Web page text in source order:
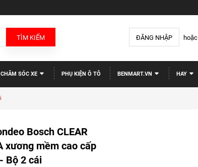
TÌM KIẾM ĐĂNG NHẬP hoặc
CHĂM SÓC XE PHỤ KIỆN Ô TÔ BENMART.VN HAY
Bosch CLEAR
xương mềm cao cấp
Bộ 2 cái